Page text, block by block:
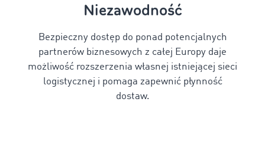
Niezawodność
Bezpieczny dostęp do ponad potencjalnych
partnerów biznesowych z całej Europy daje
możliwość rozszerzenia własnej istniejącej sieci
logistycznej i pomaga zapewnić płynność
dostaw.